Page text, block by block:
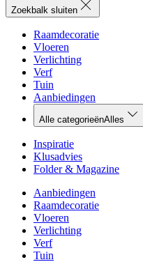
Zoekbalk sluiten
Raamdecoratie
Vloeren
Verlichting
Verf
Tuin
Aanbiedingen
Alle categorieënAlles
Inspiratie
Klusadvies
Folder & Magazine
Aanbiedingen
Raamdecoratie
Vloeren
Verlichting
Verf
Tuin